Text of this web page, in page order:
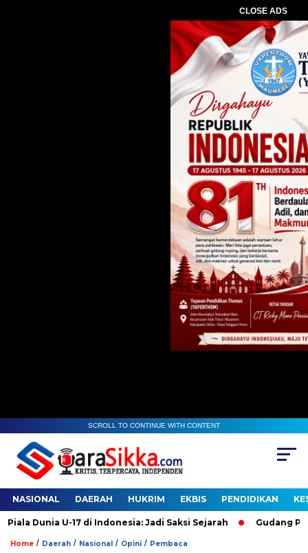
CLOSE ADS
SCROLL TO CONTINUE WITH CONTENT
NASIONAL DAERAH HUKRIM EKBIS PENDIDIKAN
U-17 di Indonesia: Jadi Saksi Sejarah Gudang
Home / Daerah / Nasional / Opini / Pembaca